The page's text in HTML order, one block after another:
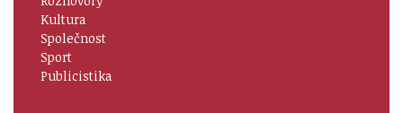
Kultura
Společnost
Sport
Publicistika